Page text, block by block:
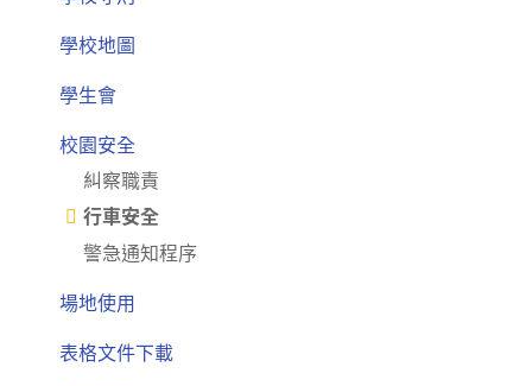
學校地圖
學生會
校園安全
糾察職責
行車安全
警急通知程序
場地使用
表格文件下載